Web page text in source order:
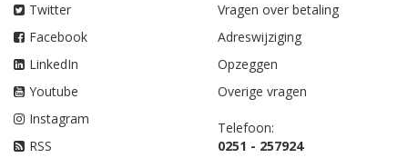
Twitter
Facebook
LinkedIn
Youtube
Instagram
RSS
Vragen over betaling
Adreswijziging
Opzeggen
Overige vragen
Telefoon:
0251 - 257924